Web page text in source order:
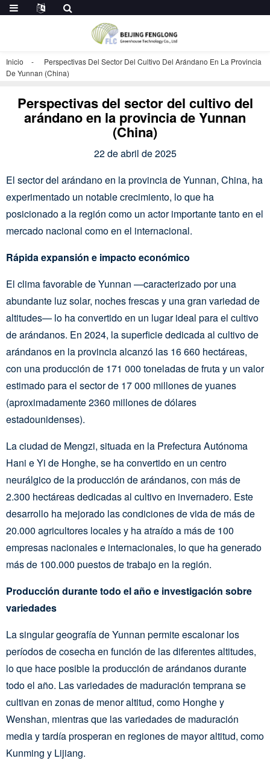
Inicio
Perspectivas Del Sector Del Cultivo Del Arándano En La Provincia
De Yunnan (China)
Perspectivas del sector del cultivo del
arándano en la provincia de Yunnan
(China)
22 de abril de 2025
El sector del arándano en la provincia de Yunnan, China, ha
experimentado un notable crecimiento, lo que ha
posicionado a la región como un actor importante tanto en el
mercado nacional como en el internacional.
Rápida expansión e impacto económico
El clima favorable de Yunnan —caracterizado por una
abundante luz solar, noches frescas y una gran variedad de
altitudes— lo ha convertido en un lugar ideal para el cultivo
de arándanos. En 2024, la superficie dedicada al cultivo de
arándanos en la provincia alcanzó las 16 660 hectáreas,
con una producción de 171 000 toneladas de fruta y un valor
estimado para el sector de 17 000 millones de yuanes
(aproximadamente 2360 millones de dólares
estadounidenses).
La ciudad de Mengzi, situada en la Prefectura Autónoma
Hani e Yi de Honghe, se ha convertido en un centro
neurálgico de la producción de arándanos, con más de
2.300 hectáreas dedicadas al cultivo en invernadero. Este
desarrollo ha mejorado las condiciones de vida de más de
20.000 agricultores locales y ha atraído a más de 100
empresas nacionales e internacionales, lo que ha generado
más de 100.000 puestos de trabajo en la región.
Producción durante todo el año e investigación sobre
variedades
La singular geografía de Yunnan permite escalonar los
períodos de cosecha en función de las diferentes altitudes,
lo que hace posible la producción de arándanos durante
todo el año. Las variedades de maduración temprana se
cultivan en zonas de menor altitud, como Honghe y
Wenshan, mientras que las variedades de maduración
media y tardía prosperan en regiones de mayor altitud, como
Kunming y Lijiang.